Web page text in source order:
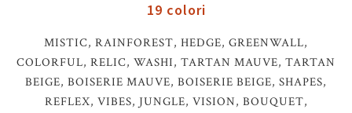
19 colori
MISTIC, RAINFOREST, HEDGE, GREENWALL,
COLORFUL, RELIC, WASHI, TARTAN MAUVE, TARTAN
BEIGE, BOISERIE MAUVE, BOISERIE BEIGE, SHAPES,
REFLEX, VIBES, JUNGLE, VISION, BOUQUET,